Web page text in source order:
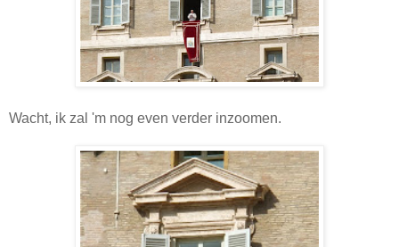
Wacht, ik zal 'm nog even verder inzoomen.